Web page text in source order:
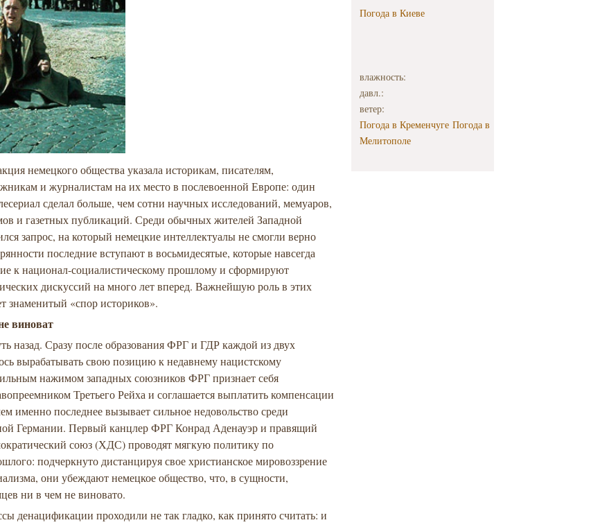
немецкого общества указала историкам, писателям,
и журналистам на их место в послевоенной Европе: один
сделал больше, чем сотни научных исследований, мемуаров,
и газетных публикаций. Среди обычных жителей Западной
запрос, на который немецкие интеллектуалы не смогли верно
последние вступают в восьмидесятые, которые навсегда
к национал-социалистическому прошлому и сформируют
дискуссий на много лет вперед. Важнейшую роль в этих
знаменитый «спор историков».
виноват
назад. Сразу после образования ФРГ и ГДР каждой из двух
вырабатывать свою позицию к недавнему нацистскому
нажимом западных союзников ФРГ признает себя
Третьего Рейха и соглашается выплатить компенсации
именно последнее вызывает сильное недовольство среди
Германии. Первый канцлер ФРГ Конрад Аденауэр и правящий
союз (ХДС) проводят мягкую политику по
подчеркнуто дистанцируя свое христианское мировоззрение
они убеждают немецкое общество, что, в сущности,
ни в чем не виновато.
денацификации проходили не так гладко, как принято считать: и
Погода в Киеве
влажность:
давл.:
ветер:
Погода в Кременчуге Погода в
Мелитополе